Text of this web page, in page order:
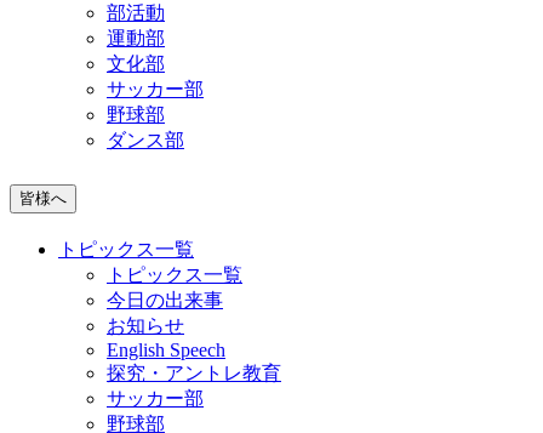
部活動
運動部
文化部
サッカー部
野球部
ダンス部
皆様へ
トピックス一覧
トピックス一覧
今日の出来事
お知らせ
English Speech
探究・アントレ教育
サッカー部
野球部